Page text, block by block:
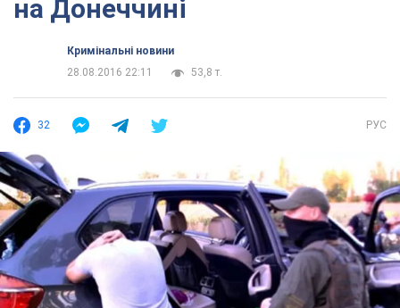
на Донеччині
Кримінальні новини
28.08.2016 22:11
53,8 т.
32 РУС